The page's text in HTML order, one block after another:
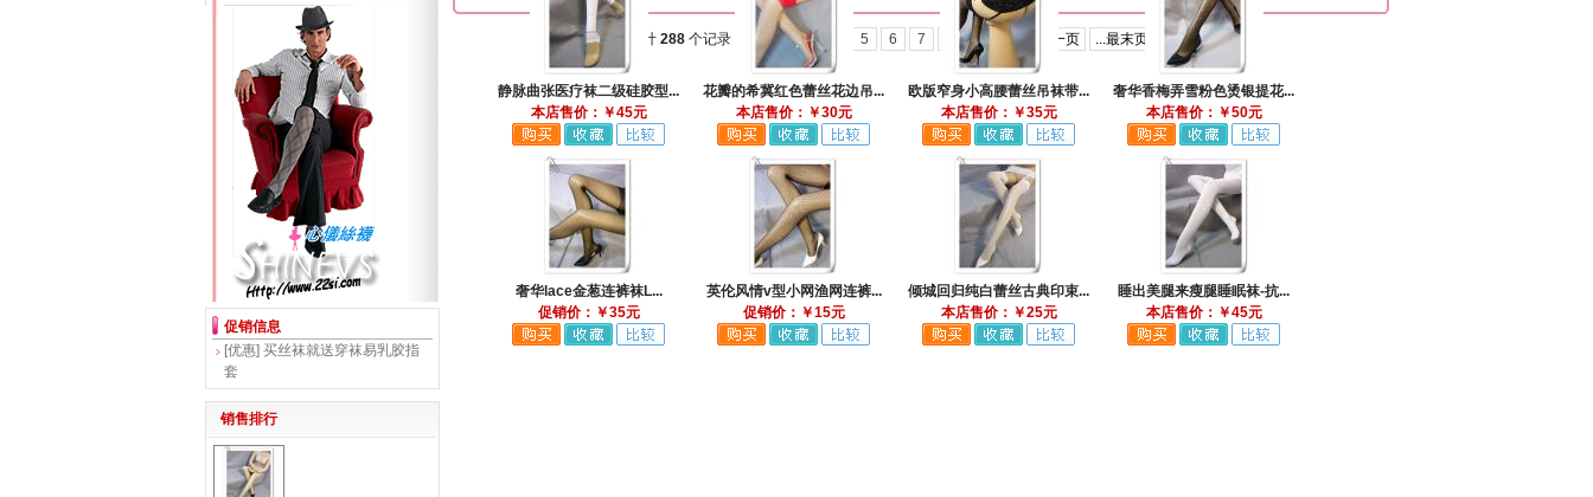
促销信息
[优惠] 买丝袜就送穿袜易乳胶指
套
销售排行
静脉曲张医疗袜二级硅胶型...
本店售价：￥45元
花瓣的希冀红色蕾丝花边吊...
本店售价：￥30元
欧版窄身小高腰蕾丝吊袜带...
本店售价：￥35元
奢华香梅弄雪粉色烫银提花...
本店售价：￥50元
奢华lace金葱连裤袜L...
促销价：￥35元
英伦风情v型小网渔网连裤...
促销价：￥15元
倾城回归纯白蕾丝古典印束...
本店售价：￥25元
睡出美腿来瘦腿睡眠袜-抗...
本店售价：￥45元
总计 288个记录 2 3 5 6 7 9 10 下一页 ...最末页